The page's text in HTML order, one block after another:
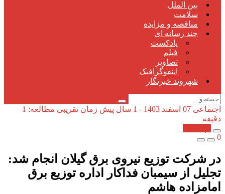
بین الملل
سلامت
مناقصه و مزایده
چند رسانه ای
پادکست
فیلم
تصاویر
اینفوگرافیک
شهروند خبرنگار
اجتماعی 07 اسفند 1403 - 1 سال پیش
زمان تقریبی مطالعه: 1
دقیقه
0
در شرکت توزیع نیروی برق گیلان انجام شد:
تجلیل از سیمبان فداكار اداره توزیع برق
امامزاده هاشم